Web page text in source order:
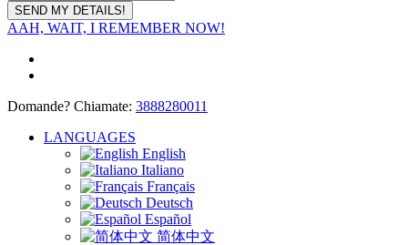
AAH, WAIT, I REMEMBER NOW!
Domande? Chiamate: 3888280011
LANGUAGES
English
Italiano
Français
Deutsch
Español
简体中文